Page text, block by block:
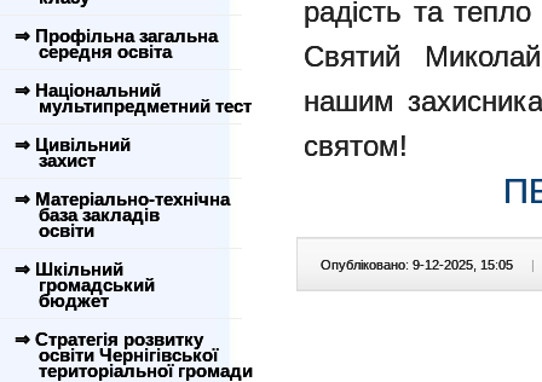
⇒ Профільна загальна
середня освіта
⇒ Національний
мультипредметний тест
⇒ Цивільний
захист
⇒ Матеріально-технічна
база закладів
освіти
⇒ Шкільний
громадський
бюджет
⇒ Стратегія розвитку
освіти Чернігівської
територіальної громади
радість та
Святий
нашим
святом!
Опубліковано: 9-12-2025, 15:05 |